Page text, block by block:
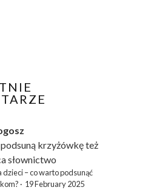
krzyżówkęteż
słownictwo
– co warto podsunąć
· 19 February 2025